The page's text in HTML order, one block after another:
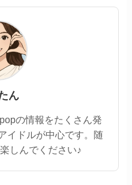
ん
の情報をたくさん発
イドルが中心です。随
しんでください♪